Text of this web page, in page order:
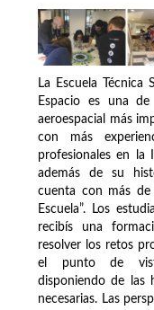
La Escuela Técnica
Espacio es una
aeroespacial más
con más
profesionales en la
además de su
cuenta con más de
Escuela”. Los
recibís una
resolver los retos
el punto de
disponiendo de las
necesarias. Las